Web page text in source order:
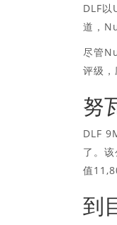
DLF
道，
尽管
评级
努
DLF
了。
值
到